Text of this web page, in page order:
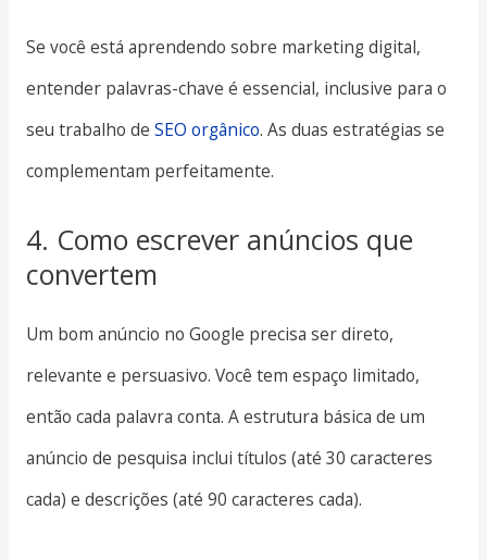
Se você está aprendendo sobre marketing digital,
entender palavras-chave é essencial, inclusive para o
seu trabalho de SEO orgânico. As duas estratégias se
complementam perfeitamente.
4. Como escrever anúncios que
convertem
Um bom anúncio no Google precisa ser direto,
relevante e persuasivo. Você tem espaço limitado,
então cada palavra conta. A estrutura básica de um
anúncio de pesquisa inclui títulos (até 30 caracteres
cada) e descrições (até 90 caracteres cada).